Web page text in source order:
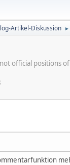
Artikel-Diskussion ►
official positions